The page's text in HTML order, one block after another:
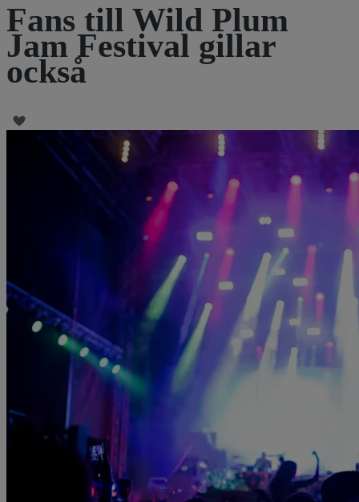
Fans till Wild Plum
Jam Festival gillar
också